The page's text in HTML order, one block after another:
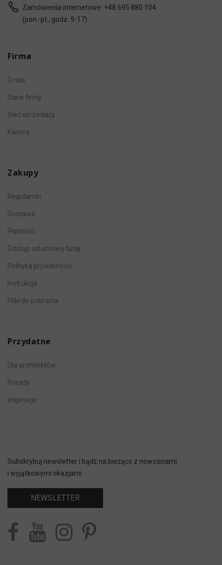
Zamówienia internetowe: +48 695 880 104
(pon.-pt., godz. 9-17)
Firma
O nas
Dane firmy
Sieć sprzedaży
Kariera
Zakupy
Regulamin
Dostawa
Płatność
Odstąp od umowy tutaj
Polityka prywatności
Instrukcje
Pliki do pobrania
Przydatne
Dla architektów
Porady
Inspiracje
Subskrybuj newsletter i bądź na bieżąco z nowościami
i wyjątkowymi okazjami
NEWSLETTER